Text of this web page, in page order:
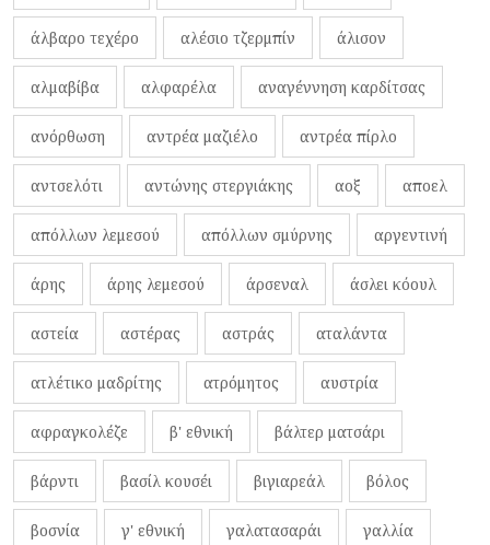
άλβαρο τεχέρο αλέσιο τζερμπίν άλισον
αλμαβίβα αλφαρέλα αναγέννηση καρδίτσας
ανόρθωση αντρέα μαζιέλο αντρέα πίρλο
αντσελότι αντώνης στεργιάκης αοξ αποελ
απόλλων λεμεσού απόλλων σμύρνης αργεντινή
άρης άρης λεμεσού άρσεναλ άσλει κόουλ
αστεία αστέρας αστράς αταλάντα
ατλέτικο μαδρίτης ατρόμητος αυστρία
αφραγκολέζε β' εθνική βάλτερ ματσάρι
βάρντι βασίλ κουσέι βιγιαρεάλ βόλος
βοσνία γ' εθνική γαλατασαράι γαλλία